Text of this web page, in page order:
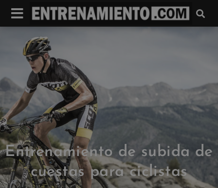
Entrenamiento de subida de
cuestas para ciclistas